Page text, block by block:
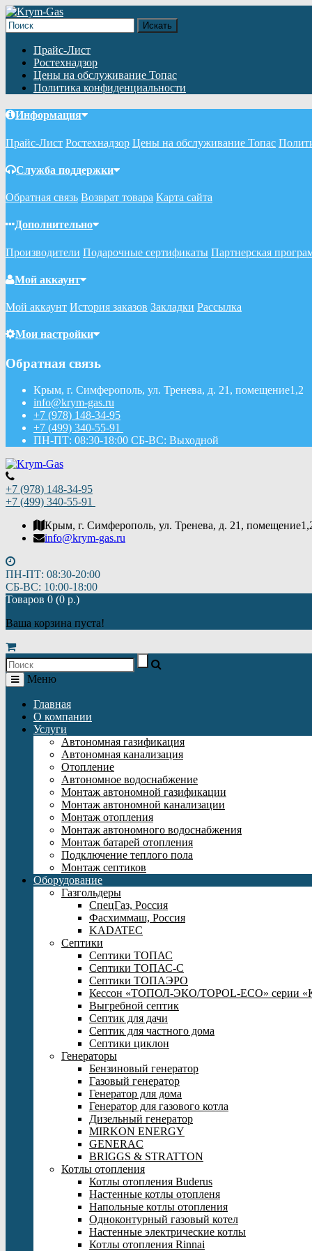
Прайс-Лист
Ростехнадзор
Цены на обслуживание Топас
Политика конфиденциальности
Информация
Прайс-Лист Ростехнадзор Цены на обслуживание Топас
Служба поддержки
Обратная связь Возврат товара Карта сайта
Дополнительно
Производители Подарочные сертификаты Партнерская
Мой аккаунт
Мой аккаунт История заказов Закладки Рассылка
Мои настройки
Обратная связь
Крым, г. Симферополь, ул. Тренева, д. 21, помещение1,2
info@krym-gas.ru
+7 (978) 148-34-95
+7 (499) 340-55-91 ​
ПН-ПТ: 08:30-18:00 СБ-ВС: Выходной
+7 (978) 148-34-95
+7 (499) 340-55-91 ​
Крым, г. Симферополь, ул. Тренева, д. 21,
info@krym-gas.ru
ПН-ПТ: 08:30-20:00
СБ-ВС: 10:00-18:00
Товаров 0 (0 р.)
Ваша корзина пуста!
Меню
Главная
О компании
Услуги
Автономная газификация
Автономная канализация
Отопление
Автономное водоснабжение
Монтаж автономной газификации
Монтаж автономной канализации
Монтаж отопления
Монтаж автономного водоснабжения
Монтаж батарей отопления
Подключение теплого пола
Монтаж септиков
Оборудование
Газгольдеры
СпецГаз, Россия
Фасхиммаш, Россия
KADATEC
Септики
Септики ТОПАС
Септики ТОПАС-С
Септики ТОПАЭРО
Кессон «ТОПОЛ-ЭКО/TOPOL-ECO» серии
Выгребной септик
Септик для дачи
Септик для частного дома
Септики циклон
Генераторы
Бензиновый генератор
Газовый генератор
Генератор для дома
Генератор для газового котла
Дизельный генератор
MIRKON ENERGY
GENERAC
BRIGGS & STRATTON
Котлы отопления
Котлы отопления Buderus
Настенные котлы отопленя
Напольные котлы отопления
Одноконтурный газовый котел
Настенные электрические котлы
Котлы отопления Rinnai